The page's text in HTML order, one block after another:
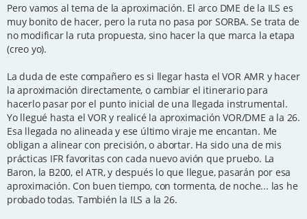
Pero vamos al tema de la aproximación. El arco DME de la ILS es
muy bonito de hacer, pero la ruta no pasa por SORBA. Se trata de
no modificar la ruta propuesta, sino hacer la que marca la etapa
(creo yo).
La duda de este compañero es si llegar hasta el VOR AMR y hacer
la aproximación directamente, o cambiar el itinerario para
hacerlo pasar por el punto inicial de una llegada instrumental.
Yo llegué hasta el VOR y realicé la aproximación VOR/DME a la 26.
Esa llegada no alineada y ese último viraje me encantan. Me
obligan a alinear con precisión, o abortar. Ha sido una de mis
prácticas IFR favoritas con cada nuevo avión que pruebo. La
Baron, la B200, el ATR, y después lo que llegue, pasarán por esa
aproximación. Con buen tiempo, con tormenta, de noche... las he
probado todas. También la ILS a la 26.